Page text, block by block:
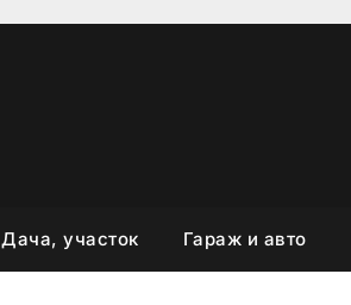
Дача, участок Гараж и авто